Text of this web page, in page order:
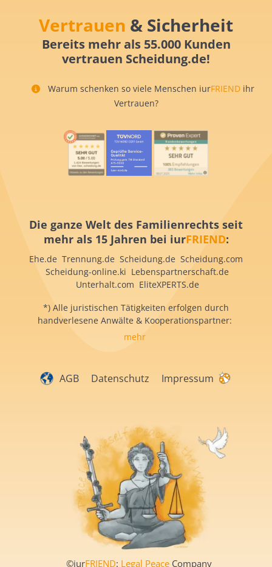
Vertrauen & Sicherheit
Bereits mehr als 55.000 Kunden
vertrauen Scheidung.de!
Warum schenken so viele Menschen iurFRIEND ihr
Vertrauen?
Die ganze Welt des Familienrechts seit
mehr als 15 Jahren bei iurFRIEND:
Ehe.de Trennung.de Scheidung.de Scheidung.com
Scheidung-online.ki Lebenspartnerschaft.de
Unterhalt.com EliteXPERTS.de
*) Alle juristischen Tätigkeiten erfolgen durch
handverlesene Anwälte & Kooperationspartner:
mehr
AGB Datenschutz Impressum
©iurFRIEND: Legal Peace Company